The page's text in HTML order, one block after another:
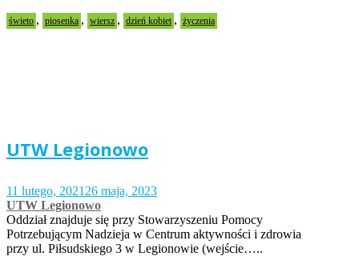
świeto , piosenka , wiersz , dzień kobiet , życzenia
UTW Legionowo
11 lutego, 2021 26 maja, 2023
UTW Legionowo
Oddział znajduje się przy Stowarzyszeniu Pomocy
Potrzebującym Nadzieja w Centrum aktywności i zdrowia
przy ul. Piłsudskiego 3 w Legionowie (wejście…..